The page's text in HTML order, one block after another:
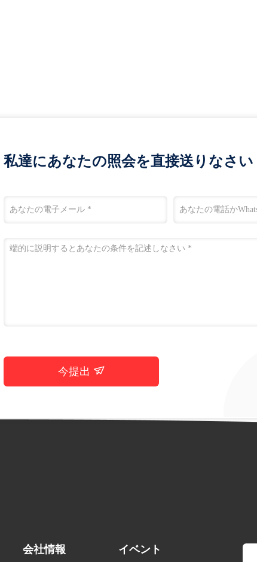
私達にあなたの照会を直接送りなさい
今提出
会社情報 イベント